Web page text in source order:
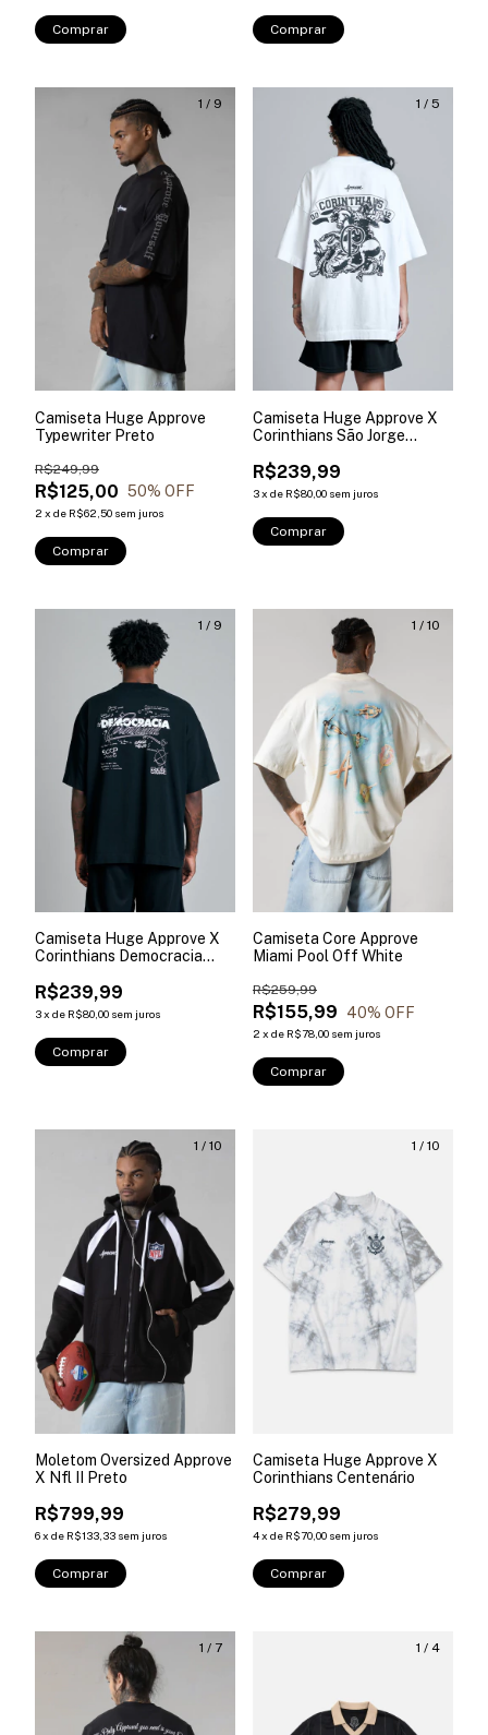
Comprar Comprar
1 / 9
Camiseta Huge Approve
Typewriter Preto
R$125,00
R$249,99
50% OFF
2 x de R$62,50 sem juros
Comprar
1 / 5
Camiseta Huge Approve X
Corinthians São Jorge
R$239,99
3x de R$80,00 sem juros
Comprar
1 / 9
Camiseta Huge Approve X
Corinthians Democracia
R$239,99
3x de R$80,00 sem juros
Comprar
1 / 10
Camiseta Core Approve
Miami Pool Off White
R$155,99
R$259,99
40% OFF
2 x de R$78,00 sem juros
Comprar
1 / 10
Moletom Oversized Approve
X Nfl II Preto
R$799,99
6x de R$133,33 sem juros
Comprar
1 / 10
Camiseta Huge Approve X
Corinthians Centenário
R$279,99
4x de R$70,00 sem juros
Comprar
1 / 7 1 / 4